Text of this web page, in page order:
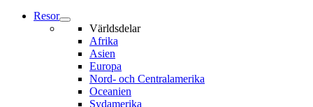
Resor
Världsdelar
Afrika
Asien
Europa
Nord- och Centralamerika
Oceanien
Sydamerika